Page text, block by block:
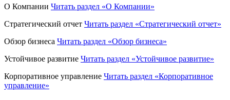
О Компании Читать раздел «О Компании»
Стратегический отчет Читать раздел «Стратегический отчет»
Обзор бизнеса Читать раздел «Обзор бизнеса»
Устойчивое развитие Читать раздел «Устойчивое развитие»
Корпоративное управление Читать раздел «Корпоративное
управление»